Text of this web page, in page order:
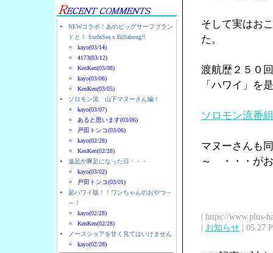
NEWコラボ！あのビッグサーフブラン
ドと！ SurfnSea x Billabong!!
kayo(03/14)
4173(03/12)
KenKen(03/08)
kayo(03/06)
KenKen(03/05)
ソロモン流 山下マヌーさん編！
kayo(03/07)
あると思います(03/06)
戸田トンコ(03/06)
kayo(02/28)
KenKen(02/28)
遠足が豚足になった日・・・
kayo(03/02)
戸田トンコ(03/01)
超ハワイ版！！ワンちゃんのおやつ～
～！
kayo(02/28)
KenKen(02/28)
ノースショアを甘く見てはいけません
kayo(02/28)
そして実はお
た。
渡航歴２５０
「ハワイ」を
ソロモン流番
マヌーさんも
～ ・・・がお
| https://www.plus-
| お知らせ | 05:27